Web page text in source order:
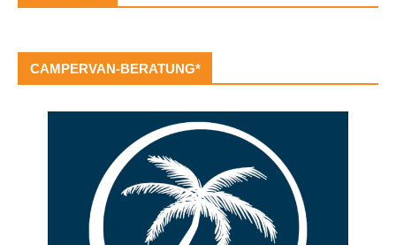
CAMPERVAN-BERATUNG*